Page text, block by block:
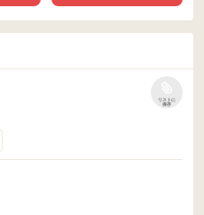
リストに
保存